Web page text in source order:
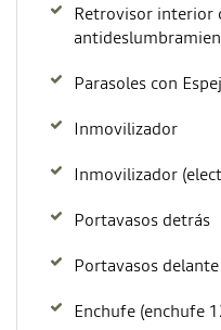
Retrovisor interior
Parasoles con
Inmovilizador
Inmovilizador
Portavasos detrás
Portavasos delante
Enchufe (enchufe